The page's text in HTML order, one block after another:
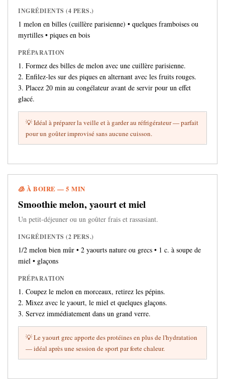
INGRÉDIENTS (4 PERS.)
1 melon en billes (cuillère parisienne) • quelques framboises ou
myrtilles • piques en bois
PRÉPARATION
1. Formez des billes de melon avec une cuillère parisienne.
2. Enfilez-les sur des piques en alternant avec les fruits rouges.
3. Placez 20 min au congélateur avant de servir pour un effet
glacé.
💡 Idéal à préparer la veille et à garder au réfrigérateur — parfait
pour un goûter improvisé sans aucune cuisson.
🧊 À BOIRE — 5 MIN
Smoothie melon, yaourt et miel
Un petit-déjeuner ou un goûter frais et rassasiant.
INGRÉDIENTS (2 PERS.)
1/2 melon bien mûr • 2 yaourts nature ou grecs • 1 c. à soupe de
miel • glaçons
PRÉPARATION
1. Coupez le melon en morceaux, retirez les pépins.
2. Mixez avec le yaourt, le miel et quelques glaçons.
3. Servez immédiatement dans un grand verre.
💡 Le yaourt grec apporte des protéines en plus de l'hydratation
— idéal après une session de sport par forte chaleur.